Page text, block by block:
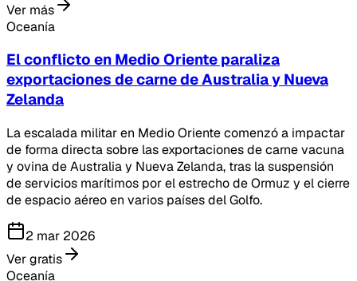
Ver más
Oceanía
El conflicto en Medio Oriente paraliza
exportaciones de carne de Australia y Nueva
Zelanda
La escalada militar en Medio Oriente comenzó a impactar
de forma directa sobre las exportaciones de carne vacuna
y ovina de Australia y Nueva Zelanda, tras la suspensión
de servicios marítimos por el estrecho de Ormuz y el cierre
de espacio aéreo en varios países del Golfo.
2 mar 2026
Ver gratis
Oceanía